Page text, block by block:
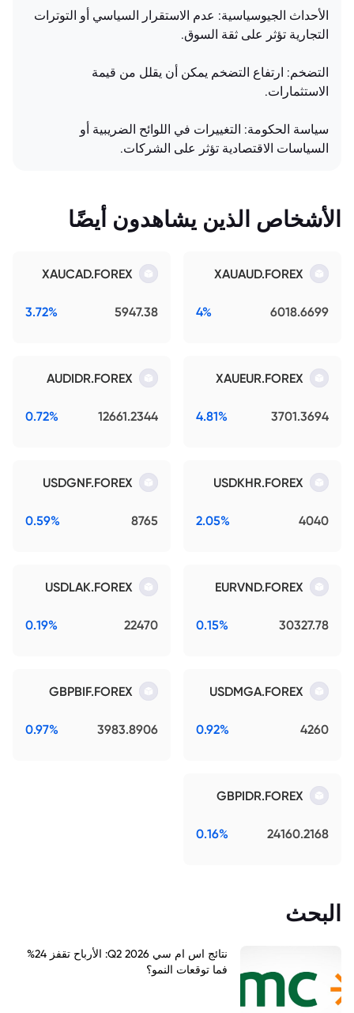
الأحداث الجيوسياسية: عدم الاستقرار السياسي أو التوترات
التجارية تؤثر على ثقة السوق.
التضخم: ارتفاع التضخم يمكن أن يقلل من قيمة
الاستثمارات.
سياسة الحكومة: التغييرات في اللوائح الضريبية أو
السياسات الاقتصادية تؤثر على الشركات.
الأشخاص الذين يشاهدون أيضًا
XAUAUD.FOREX
6018.6699
4%
XAUCAD.FOREX
5947.38
3.72%
XAUEUR.FOREX
3701.3694
4.81%
AUDIDR.FOREX
12661.2344
0.72%
USDKHR.FOREX
4040
2.05%
USDGNF.FOREX
8765
0.59%
EURVND.FOREX
30327.78
0.15%
USDLAK.FOREX
22470
0.19%
USDMGA.FOREX
4260
0.92%
GBPBIF.FOREX
3983.8906
0.97%
GBPIDR.FOREX
24160.2168
0.16%
البحث
نتائج اس ام سي Q2 2026: الأرباح تقفز 24%
فما توقعات النمو؟